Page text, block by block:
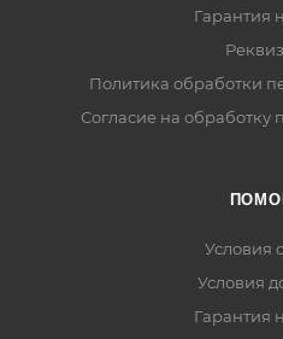
Гарантия
Политика обработки
Согласие на обработку
Условия
Условия
Гарантия